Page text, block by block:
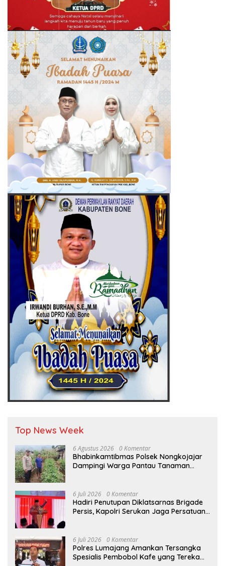
Top News Week
6 Agustus 2026 0 Komentar
Bhabinkamtibmas Polsek Nongkojajar
Dampingi Warga Pantau Tanaman
6 Juli 2026 0 Komentar
Hadiri Penutupan Diklatsarnas Brigade
Persis, Kapolri Serukan Jaga Persatuan-
6 Juli 2026 0 Komentar
Polres Lumajang Amankan Tersangka
Spesialis Pembobol Kafe yang Terekam